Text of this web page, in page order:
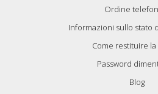
Ordine
Informazioni sullo stato
Come restituire
Password
Blog